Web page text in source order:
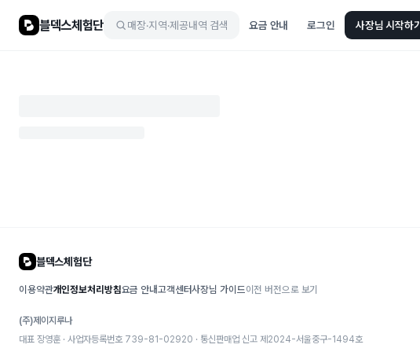
블덱스체험단 매장·지역·제공내역 검색 요금 안내 로그인 사장님 시작하기
블덱스체험단
이용약관개인정보처리방침요금 안내고객센터사장님 가이드이전 버전으로 보기
(주)제이지루나
대표 장영훈 · 사업자등록번호 739-81-02920 · 통신판매업 신고 제2024-서울중구-1494호